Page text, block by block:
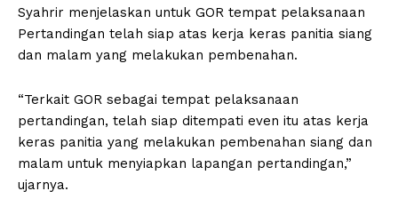
Syahrir menjelaskan untuk GOR tempat pelaksanaan
Pertandingan telah siap atas kerja keras panitia siang
dan malam yang melakukan pembenahan.
“Terkait GOR sebagai tempat pelaksanaan
pertandingan, telah siap ditempati even itu atas kerja
keras panitia yang melakukan pembenahan siang dan
malam untuk menyiapkan lapangan pertandingan,”
ujarnya.